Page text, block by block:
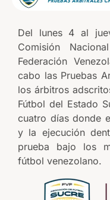
Del lunes 4 al
Comisión
Federación
cabo las Pruebas
los árbitros
Fútbol del Estado
cuatro días donde
y la ejecución
prueba bajo los
fútbol venezolano.